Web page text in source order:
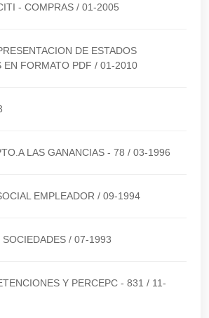
- COMPRAS / 01-2005
DE ESTADOS
EN FORMATO PDF / 01-2010
LAS GANANCIAS - 78 / 03-1996
EMPLEADOR / 09-1994
/ 07-1993
Y PERCEPC - 831 / 11-